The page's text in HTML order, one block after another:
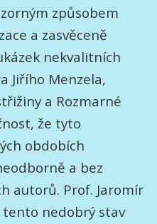
způsobem
a zasvěceně
nekvalitních
Jiřího Menzela,
a Rozmarné
že tyto
obdobích
a bez
autorů. Prof. Jaromír
nedobrý stav